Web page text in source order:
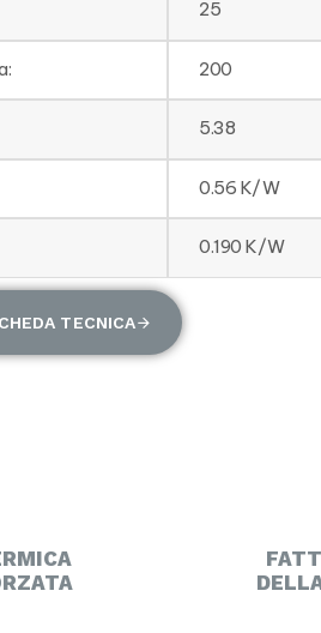
25
200
5.38
0.56 K/W
0.190 K/W
TECNICA